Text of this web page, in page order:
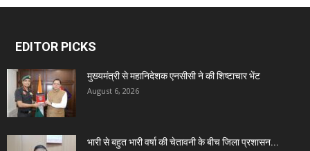
EDITOR PICKS
मुख्यमंत्री से महानिदेशक एनसीसी ने की शिष्टाचार भेंट
August 6, 2026
भारी से बहुत भारी वर्षा की चेतावनी के बीच जिला प्रशासन...